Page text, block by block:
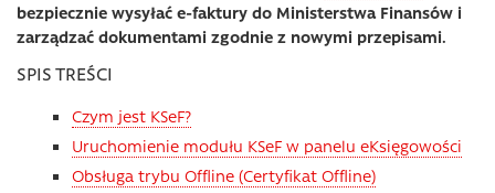
bezpiecznie wysyłać e-faktury do Ministerstwa Finansów i
zarządzać dokumentami zgodnie z nowymi przepisami.
SPIS TREŚCI
Czym jest KSeF?
Uruchomienie modułu KSeF w panelu eKsięgowości
Obsługa trybu Offline (Certyfikat Offline)